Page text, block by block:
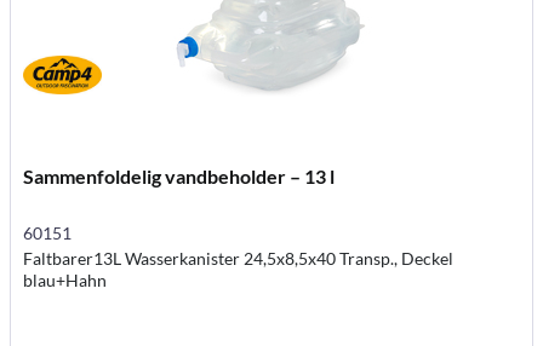
Sammenfoldelig vandbeholder – 13 l
60151
Faltbarer13L Wasserkanister 24,5x8,5x40 Transp., Deckel
blau+Hahn